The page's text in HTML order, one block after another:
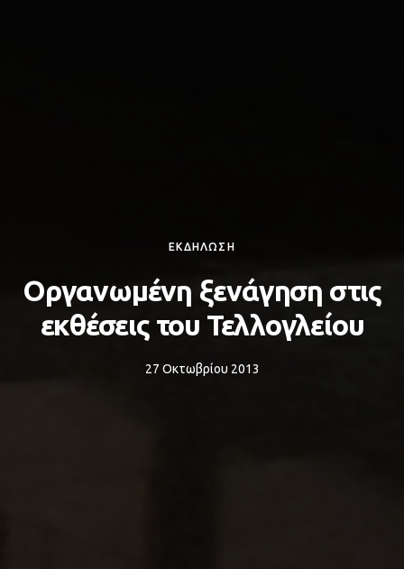
ΕΚΔΗΛΩΣΗ
Οργανωμένη ξενάγηση στις
εκθέσεις του Τελλογλείου
27 Οκτωβρίου 2013